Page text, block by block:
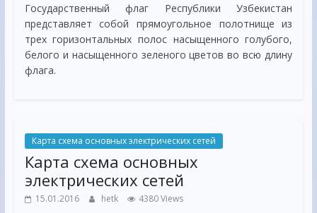
Государственный флаг Республики Узбекистан
представляет собой прямоугольное полотнище из
трех горизонтальных полос насыщенного голубого,
белого и насыщенного зеленого цветов во всю длину
флага.
Карта схема основных электрических сетей
Карта схема основных
электрических сетей
15.01.2016 hetk 4380 Views